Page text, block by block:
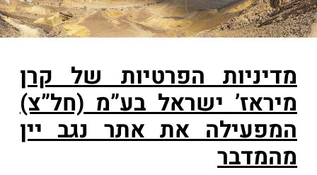
מדיניות הפרטיות של קרן
מיראז’ ישראל בע”מ (חל”צ)
המפעילה את אתר נגב יין
מהמדבר